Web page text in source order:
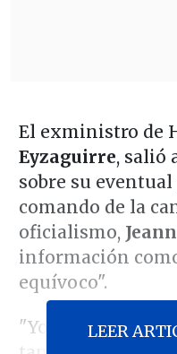
El exministro de
Eyzaguirre, salió
sobre su
comando de la
oficialismo,
información
equívoco".
"Yo no he sido
LEER